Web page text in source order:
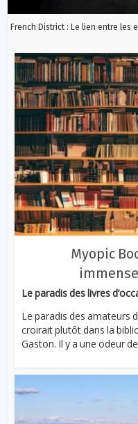
French District : Le lien entre les
Myopic
Le paradis des livres
Le paradis des amateurs
croirait plutôt dans la
Gaston. Il y a une odeur